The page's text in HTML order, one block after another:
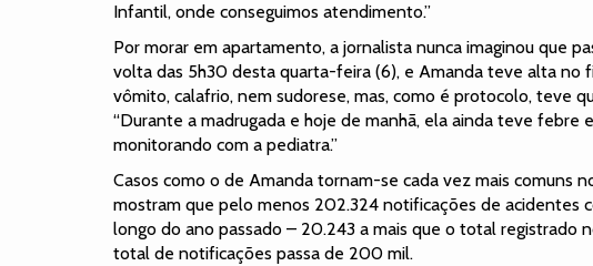
Infantil, onde conseguimos atendimento.”
Por morar em apartamento, a jornalista nunca imaginou que
volta das 5h30 desta quarta-feira (6), e Amanda teve alta no
vômito, calafrio, nem sudorese, mas, como é protocolo, teve
“Durante a madrugada e hoje de manhã, ela ainda teve febre
monitorando com a pediatra.”
Casos como o de Amanda tornam-se cada vez mais comuns
mostram que pelo menos 202.324 notificações de acidentes
longo do ano passado – 20.243 a mais que o total registrado
total de notificações passa de 200 mil.